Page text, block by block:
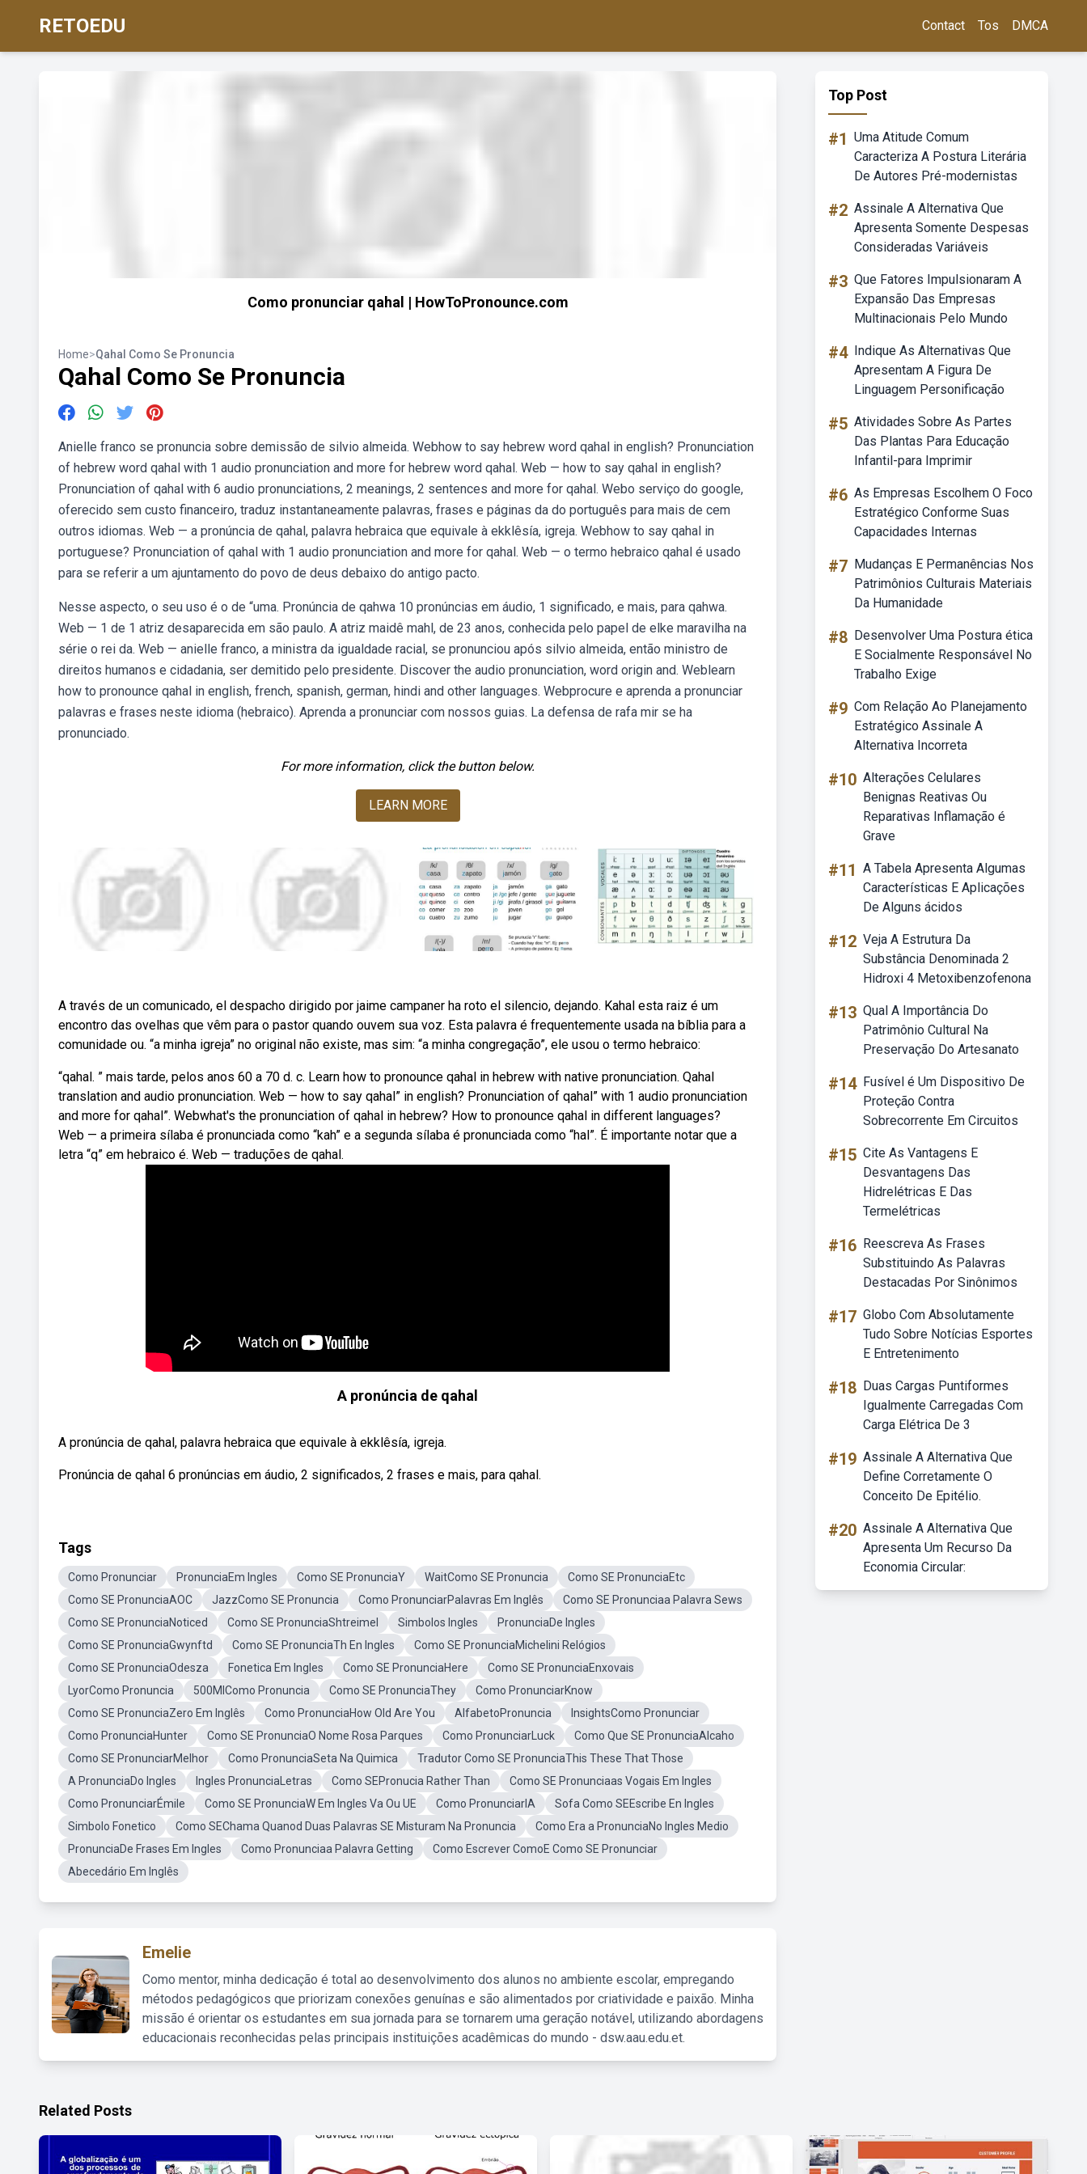
RETOEDU Contact Tos DMCA
Como pronunciar qahal | HowToPronounce.com
Home>Qahal Como Se Pronuncia
Qahal Como Se Pronuncia
Anielle franco se pronuncia sobre demissão de silvio almeida. Webhow to say hebrew word qahal in english? Pronunciation
of hebrew word qahal with 1 audio pronunciation and more for hebrew word qahal. Web — how to say qahal in english?
Pronunciation of qahal with 6 audio pronunciations, 2 meanings, 2 sentences and more for qahal. Webo serviço do google,
oferecido sem custo financeiro, traduz instantaneamente palavras, frases e páginas da do português para mais de cem
outros idiomas. Web — a pronúncia de qahal, palavra hebraica que equivale à ekklêsía, igreja. Webhow to say qahal in
portuguese? Pronunciation of qahal with 1 audio pronunciation and more for qahal. Web — o termo hebraico qahal é usado
para se referir a um ajuntamento do povo de deus debaixo do antigo pacto.
Nesse aspecto, o seu uso é o de “uma. Pronúncia de qahwa 10 pronúncias em áudio, 1 significado, e mais, para qahwa.
Web — 1 de 1 atriz desaparecida em são paulo. A atriz maidê mahl, de 23 anos, conhecida pelo papel de elke maravilha na
série o rei da. Web — anielle franco, a ministra da igualdade racial, se pronunciou após silvio almeida, então ministro de
direitos humanos e cidadania, ser demitido pelo presidente. Discover the audio pronunciation, word origin and. Weblearn
how to pronounce qahal in english, french, spanish, german, hindi and other languages. Webprocure e aprenda a pronunciar
palavras e frases neste idioma (hebraico). Aprenda a pronunciar com nossos guias. La defensa de rafa mir se ha
pronunciado.
For more information, click the button below.
LEARN MORE
A través de un comunicado, el despacho dirigido por jaime campaner ha roto el silencio, dejando. Kahal esta raiz é um
encontro das ovelhas que vêm para o pastor quando ouvem sua voz. Esta palavra é frequentemente usada na bíblia para a
comunidade ou. “a minha igreja” no original não existe, mas sim: “a minha congregação”, ele usou o termo hebraico:
“qahal. ” mais tarde, pelos anos 60 a 70 d. c. Learn how to pronounce qahal in hebrew with native pronunciation. Qahal
translation and audio pronunciation. Web — how to say qahal” in english? Pronunciation of qahal” with 1 audio pronunciation
and more for qahal”. Webwhat's the pronunciation of qahal in hebrew? How to pronounce qahal in different languages?
Web — a primeira sílaba é pronunciada como “kah” e a segunda sílaba é pronunciada como “hal”. É importante notar que a
letra “q” em hebraico é. Web — traduções de qahal.
A pronúncia de qahal
A pronúncia de qahal, palavra hebraica que equivale à ekklêsía, igreja.
Pronúncia de qahal 6 pronúncias em áudio, 2 significados, 2 frases e mais, para qahal.
Tags
Como Pronunciar PronunciaEm Ingles Como SE PronunciaY WaitComo SE Pronuncia
Como SE PronunciaEtc
Como SE PronunciaAOC
JazzComo SE Pronuncia Como PronunciarPalavras Em Inglês
Como SE Pronunciaa Palavra Sews
Como SE PronunciaNoticed
Como SE PronunciaShtreimel Simbolos Ingles
PronunciaDe Ingles
Como SE PronunciaGwynftd
Como SE PronunciaTh En Ingles
Como SE PronunciaMichelini Relógios
Como SE PronunciaOdesza
Fonetica Em Ingles Como SE PronunciaHere
Como SE PronunciaEnxovais
LyorComo Pronuncia
500ΜlComo Pronuncia Como SE PronunciaThey
Como PronunciarKnow
Como SE PronunciaZero Em Inglês
Como PronunciaHow Old Are You AlfabetoPronuncia
InsightsComo Pronunciar
Como PronunciaHunter
Como SE PronunciaO Nome Rosa Parques Como PronunciarLuck
Como Que SE PronunciaAlcaho
Como SE PronunciarMelhor
Como PronunciaSeta Na Quimica
Tradutor Como SE PronunciaThis These That Those
A PronunciaDo Ingles
Ingles PronunciaLetras Como SEPronucia Rather Than
Como SE Pronunciaas Vogais Em Ingles
Como PronunciarÉmile
Como SE PronunciaW Em Ingles Va Ou UE Como PronunciarIA
Sofa Como SEEscribe En Ingles
Simbolo Fonetico
Como SEChama Quanod Duas Palavras SE Misturam Na Pronuncia
Como Era a PronunciaNo Ingles Medio
PronunciaDe Frases Em Ingles
Como Pronunciaa Palavra Getting
Como Escrever ComoE Como SE Pronunciar
Abecedário Em Inglês
Emelie
Como mentor, minha dedicação é total ao desenvolvimento dos alunos no ambiente escolar, empregando
métodos pedagógicos que priorizam conexões genuínas e são alimentados por criatividade e paixão. Minha
missão é orientar os estudantes em sua jornada para se tornarem uma geração notável, utilizando abordagens
educacionais reconhecidas pelas principais instituições acadêmicas do mundo - dsw.aau.edu.et.
Top Post
#1 Uma Atitude Comum
Caracteriza A Postura Literária
De Autores Pré-modernistas
#2 Assinale A Alternativa Que
Apresenta Somente Despesas
Consideradas Variáveis
#3 Que Fatores Impulsionaram A
Expansão Das Empresas
Multinacionais Pelo Mundo
#4 Indique As Alternativas Que
Apresentam A Figura De
Linguagem Personificação
#5 Atividades Sobre As Partes
Das Plantas Para Educação
Infantil-para Imprimir
#6 As Empresas Escolhem O Foco
Estratégico Conforme Suas
Capacidades Internas
#7 Mudanças E Permanências Nos
Patrimônios Culturais Materiais
Da Humanidade
#8 Desenvolver Uma Postura ética
E Socialmente Responsável No
Trabalho Exige
#9 Com Relação Ao Planejamento
Estratégico Assinale A
Alternativa Incorreta
#10 Alterações Celulares
Benignas Reativas Ou
Reparativas Inflamação é
Grave
#11 A Tabela Apresenta Algumas
Características E Aplicações
De Alguns ácidos
#12 Veja A Estrutura Da
Substância Denominada 2
Hidroxi 4 Metoxibenzofenona
#13 Qual A Importância Do
Patrimônio Cultural Na
Preservação Do Artesanato
#14 Fusível é Um Dispositivo De
Proteção Contra
Sobrecorrente Em Circuitos
#15 Cite As Vantagens E
Desvantagens Das
Hidrelétricas E Das
Termelétricas
#16 Reescreva As Frases
Substituindo As Palavras
Destacadas Por Sinônimos
#17 Globo Com Absolutamente
Tudo Sobre Notícias Esportes
E Entretenimento
#18 Duas Cargas Puntiformes
Igualmente Carregadas Com
Carga Elétrica De 3
#19 Assinale A Alternativa Que
Define Corretamente O
Conceito De Epitélio.
#20 Assinale A Alternativa Que
Apresenta Um Recurso Da
Economia Circular:
Related Posts